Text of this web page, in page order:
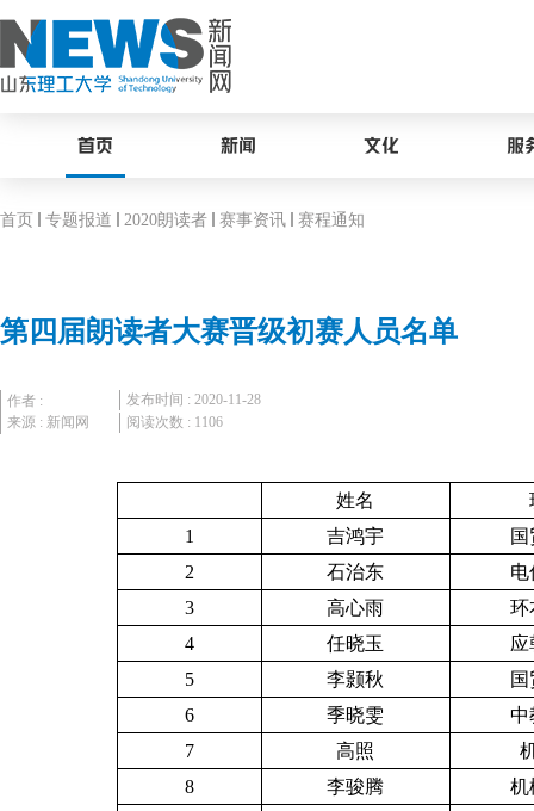
首页 新闻 文化 服
首页 专题报道 2020朗读者 赛事资讯 赛程通知
第四届朗读者大赛晋级初赛人员名单
作者 :
来源 : 新闻网
发布时间 : 2020-11-28
阅读次数 : 1106
姓名
1
吉鸿宇
国
2
石治东
电
3
高心雨
环
4
任晓玉
应
5
李颢秋
国
6
季晓雯
中
7
高照
8
李骏腾
机